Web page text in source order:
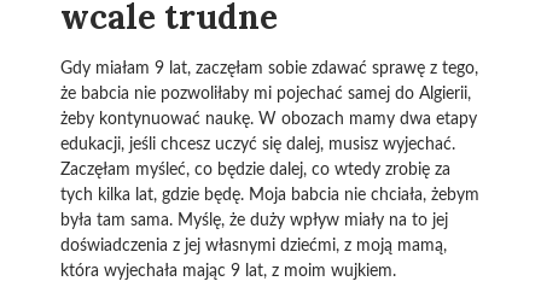
wcale trudne
Gdy miałam 9 lat, zaczęłam sobie zdawać sprawę z tego,
że babcia nie pozwoliłaby mi pojechać samej do Algierii,
żeby kontynuować naukę. W obozach mamy dwa etapy
edukacji, jeśli chcesz uczyć się dalej, musisz wyjechać.
Zaczęłam myśleć, co będzie dalej, co wtedy zrobię za
tych kilka lat, gdzie będę. Moja babcia nie chciała, żebym
była tam sama. Myślę, że duży wpływ miały na to jej
doświadczenia z jej własnymi dziećmi, z moją mamą,
która wyjechała mając 9 lat, z moim wujkiem.